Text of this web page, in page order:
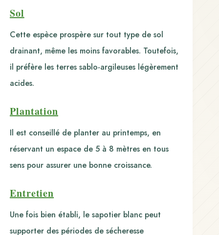
Sol
Cette espèce prospère sur tout type de sol
drainant, même les moins favorables. Toutefois,
il préfère les terres sablo-argileuses légèrement
acides.
Plantation
Il est conseillé de planter au printemps, en
réservant un espace de 5 à 8 mètres en tous
sens pour assurer une bonne croissance.
Entretien
Une fois bien établi, le sapotier blanc peut
supporter des périodes de sécheresse